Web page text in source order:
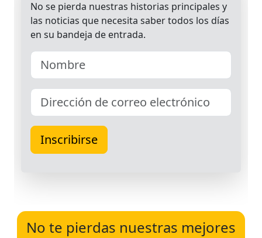
No te pierdas nuestras mejores